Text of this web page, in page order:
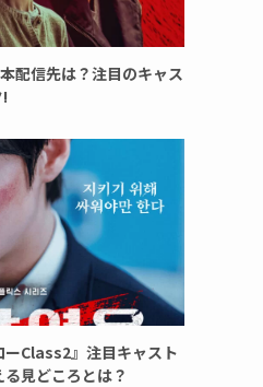
配信先は？注目のキャス
ーClass2』注目キャスト
見どころとは？